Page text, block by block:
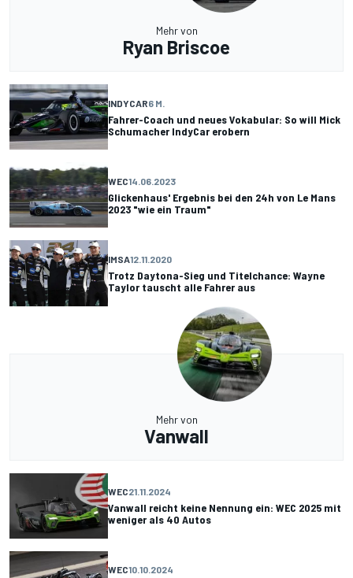
Mehr von
Ryan Briscoe
INDYCAR6 M.
Fahrer-Coach und neues Vokabular: So will Mick
Schumacher IndyCar erobern
WEC14.06.2023
Glickenhaus' Ergebnis bei den 24h von Le Mans
2023 "wie ein Traum"
IMSA12.11.2020
Trotz Daytona-Sieg und Titelchance: Wayne
Taylor tauscht alle Fahrer aus
Mehr von
Vanwall
WEC21.11.2024
Vanwall reicht keine Nennung ein: WEC 2025 mit
weniger als 40 Autos
WEC10.10.2024